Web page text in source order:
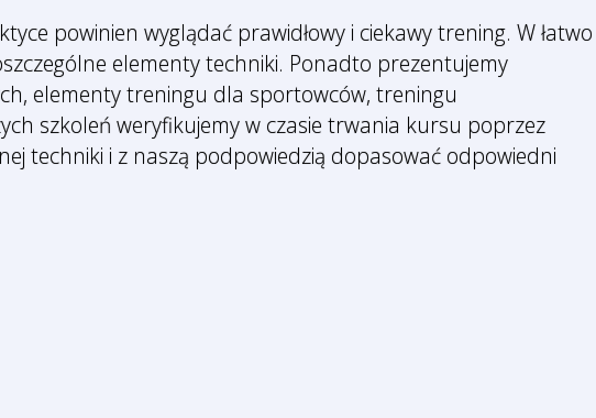
powinien wyglądać prawidłowy i ciekawy trening. W łatwo
elementy techniki. Ponadto prezentujemy
elementy treningu dla sportowców, treningu
szkoleń weryfikujemy w czasie trwania kursu poprzez
techniki i z naszą podpowiedzią dopasować odpowiedni